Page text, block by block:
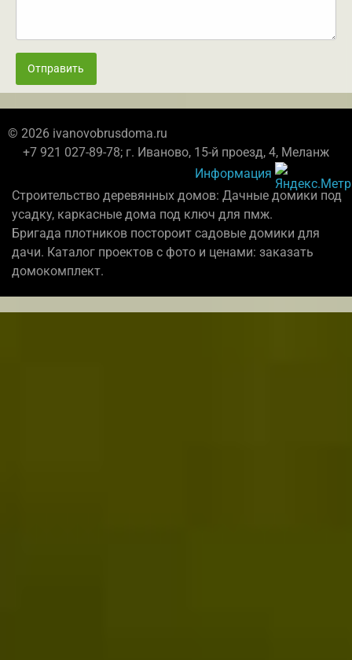
Отправить
© 2026 ivanovobrusdoma.ru
+7 921 027-89-78; г. Иваново, 15-й проезд, 4, Меланж
Информация
Строительство деревянных домов: Дачные домики под
усадку, каркасные дома под ключ для пмж.
Бригада плотников постороит садовые домики для
дачи. Каталог проектов с фото и ценами: заказать
домокомплект.